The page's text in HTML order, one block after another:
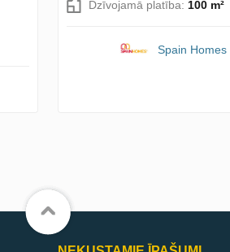
Dzīvojamā platība: 100 m²
Spain Homes